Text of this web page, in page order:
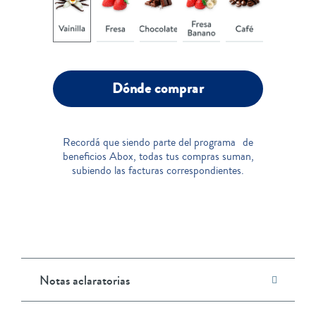
Dónde comprar
Recordá que siendo parte del programa de
beneficios Abox, todas tus compras suman,
subiendo las facturas correspondientes.
Notas aclaratorias